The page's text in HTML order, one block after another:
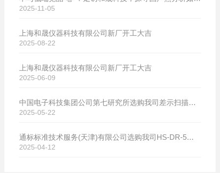
2025-11-05
上海和晟仪器科技有限公司新厂开工大吉
2025-08-22
上海和晟仪器科技有限公司新厂开工大吉
2025-06-09
中国电子科技集团公司第七研究所选购我司差示扫描量热仪
2025-05-22
通标标准技术服务(天津)有限公司选购我司HS-DR-5导热系数测试仪
2025-04-12